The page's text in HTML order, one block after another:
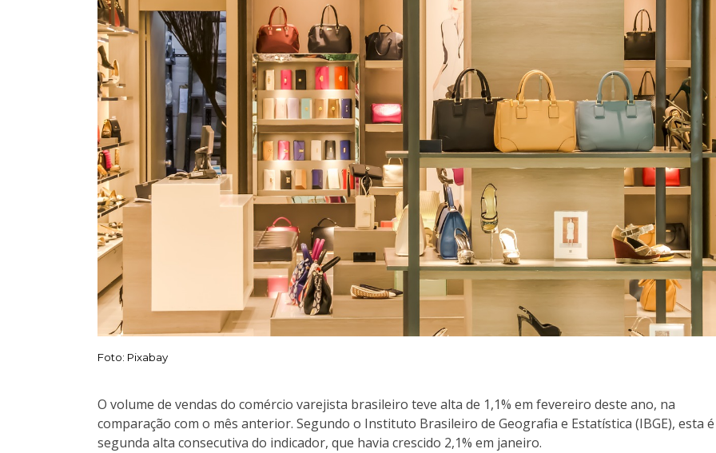
Foto: Pixabay
O volume de vendas do comércio varejista brasileiro teve alta de 1,1% em fevereiro deste ano, na
comparação com o mês anterior. Segundo o Instituto Brasileiro de Geografia e Estatística (IBGE), esta
segunda alta consecutiva do indicador, que havia crescido 2,1% em janeiro.